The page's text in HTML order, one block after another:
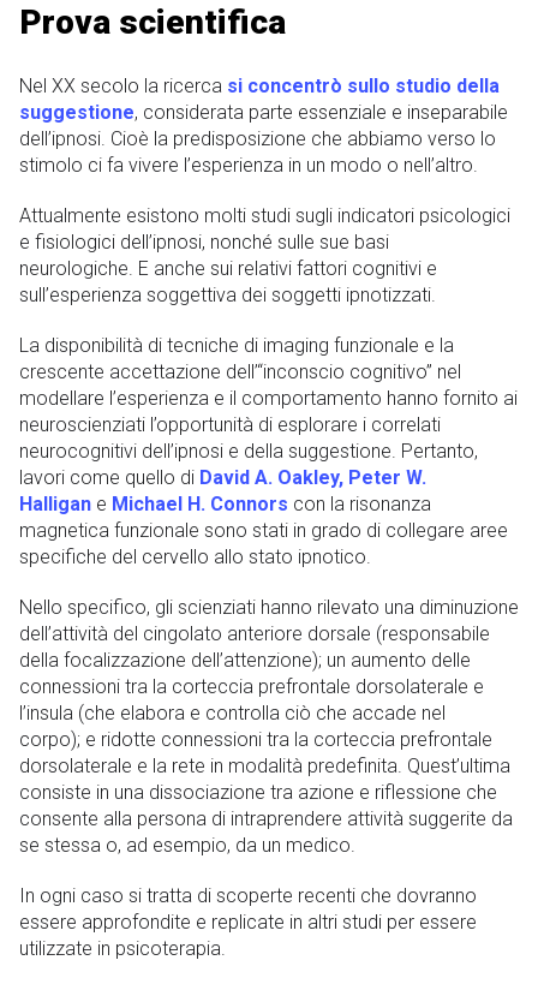
Prova scientifica
Nel XX secolo la ricerca si concentrò sullo studio della
suggestione, considerata parte essenziale e inseparabile
dell’ipnosi. Cioè la predisposizione che abbiamo verso lo
stimolo ci fa vivere l’esperienza in un modo o nell’altro.
Attualmente esistono molti studi sugli indicatori psicologici
e fisiologici dell’ipnosi, nonché sulle sue basi
neurologiche. E anche sui relativi fattori cognitivi e
sull’esperienza soggettiva dei soggetti ipnotizzati.
La disponibilità di tecniche di imaging funzionale e la
crescente accettazione dell’“inconscio cognitivo” nel
modellare l’esperienza e il comportamento hanno fornito ai
neuroscienziati l’opportunità di esplorare i correlati
neurocognitivi dell’ipnosi e della suggestione. Pertanto,
lavori come quello di David A. Oakley, Peter W.
Halligan e Michael H. Connors con la risonanza
magnetica funzionale sono stati in grado di collegare aree
specifiche del cervello allo stato ipnotico.
Nello specifico, gli scienziati hanno rilevato una diminuzione
dell’attività del cingolato anteriore dorsale (responsabile
della focalizzazione dell’attenzione); un aumento delle
connessioni tra la corteccia prefrontale dorsolaterale e
l’insula (che elabora e controlla ciò che accade nel
corpo); e ridotte connessioni tra la corteccia prefrontale
dorsolaterale e la rete in modalità predefinita. Quest’ultima
consiste in una dissociazione tra azione e riflessione che
consente alla persona di intraprendere attività suggerite da
se stessa o, ad esempio, da un medico.
In ogni caso si tratta di scoperte recenti che dovranno
essere approfondite e replicate in altri studi per essere
utilizzate in psicoterapia.